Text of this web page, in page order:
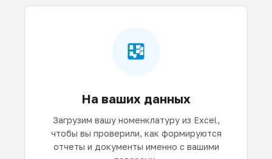
На ваших данных
Загрузим вашу номенклатуру из Excel,
чтобы вы проверили, как формируются
отчеты и документы именно с вашими